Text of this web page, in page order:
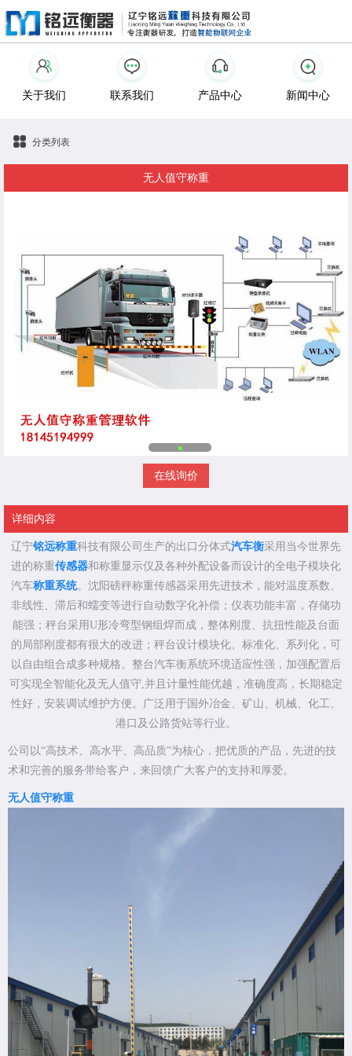
关于我们 联系我们 产品中心 新闻中心
分类列表
无人值守称重
在线询价
详细内容
辽宁铭远称重科技有限公司生产的出口分体式汽车衡采用当今世界先
进的称重传感器和称重显示仪及各种外配设备而设计的全电子模块化
汽车称重系统。沈阳磅秤称重传感器采用先进技术，能对温度系数、
非线性、滞后和蠕变等进行自动数字化补偿；仪表功能丰富，存储功
能强；秤台采用U形冷弯型钢组焊而成，整体刚度、抗扭性能及台面
的局部刚度都有很大的改进；秤台设计模块化、标准化、系列化，可
以自由组合成多种规格。整台汽车衡系统环境适应性强，加强配置后
可实现全智能化及无人值守,并且计量性能优越，准确度高，长期稳定
性好，安装调试维护方便。广泛用于国外冶金、矿山、机械、化工、
港口及公路货站等行业。
公司以“高技术、高水平、高品质”为核心，把优质的产品，先进的技
术和完善的服务带给客户，来回馈广大客户的支持和厚爱。
无人值守称重